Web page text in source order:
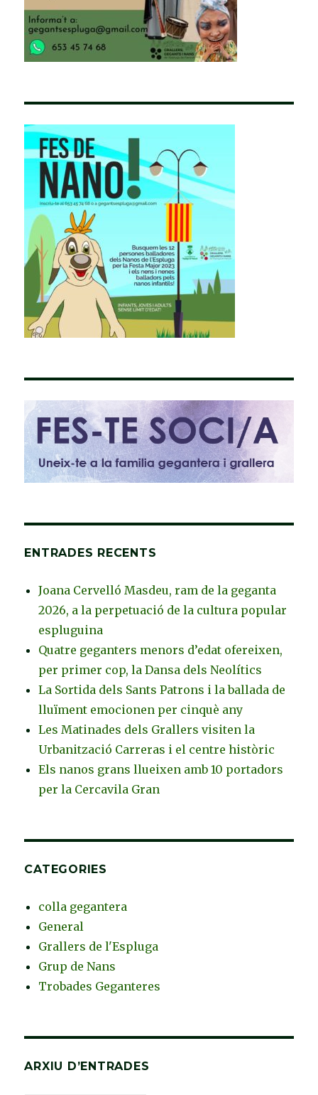
ENTRADES RECENTS
Joana Cervelló Masdeu, ram de la geganta
2026, a la perpetuació de la cultura popular
espluguina
Quatre geganters menors d’edat ofereixen,
per primer cop, la Dansa dels Neolítics
La Sortida dels Sants Patrons i la ballada de
lluïment emocionen per cinquè any
Les Matinades dels Grallers visiten la
Urbanització Carreras i el centre històric
Els nanos grans llueixen amb 10 portadors
per la Cercavila Gran
CATEGORIES
colla gegantera
General
Grallers de l'Espluga
Grup de Nans
Trobades Geganteres
ARXIU D’ENTRADES